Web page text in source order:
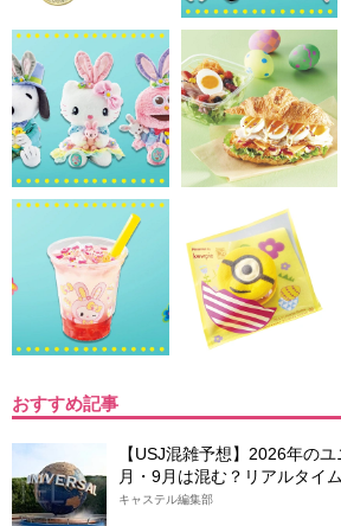
おすすめ記事
【USJ混雑予想】2026年の
月・9月は混む？リアルタイ
キャステル編集部